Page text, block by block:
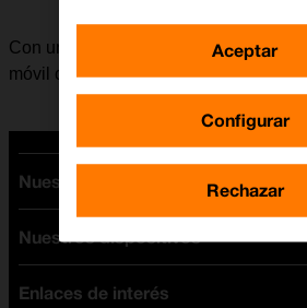
Con una tarjeta SIM se pueden
móvil como, por ejemplo, llamadas,
Nuestras tarifas
Tarifas Orange
Tarifas fibra y móvil
Nuestros dispositivos
Ofertas en móviles
Enlaces de interés
Configurar
Rechazar
Aceptar